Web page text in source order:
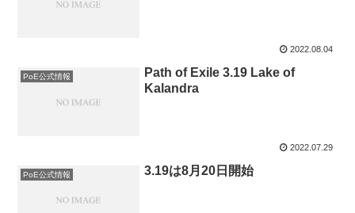
2022.08.04
PoE公式情報
Path of Exile 3.19 Lake of
Kalandra
2022.07.29
PoE公式情報 3.19は8月20日開始